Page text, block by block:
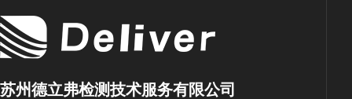
苏州德立弗检测技术服务有限公司